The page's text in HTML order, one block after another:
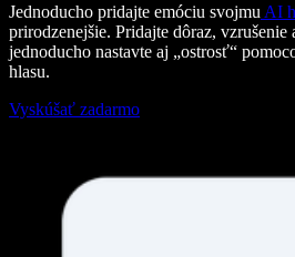
Jednoducho pridajte emóciu svojmu AI
prirodzenejšie. Pridajte dôraz, vzrušenie
jednoducho nastavte aj „ostrosť“
hlasu.
Vyskúšať zadarmo